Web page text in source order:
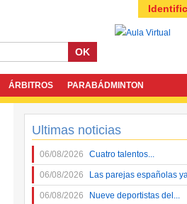
OK
ÁRBITROS PARABÁDMINTON
Ultimas noticias
06/08/2026 Cuatro talentos...
06/08/2026 Las parejas españolas
06/08/2026 Nueve deportistas del...